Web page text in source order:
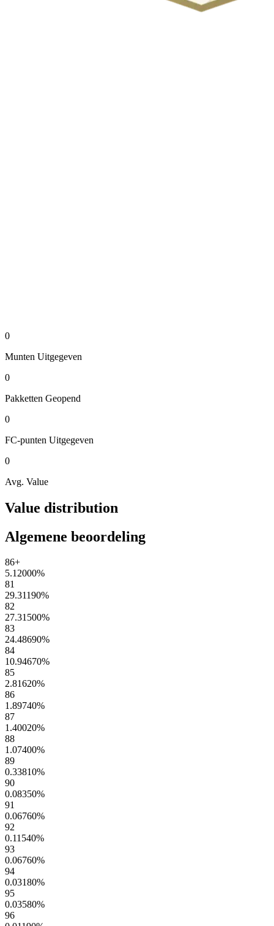
0
Munten Uitgegeven
0
Pakketten Geopend
0
FC-punten Uitgegeven
0
Avg. Value
Value distribution
Algemene beoordeling
86+
5.12000%
81
29.31190%
82
27.31500%
83
24.48690%
84
10.94670%
85
2.81620%
86
1.89740%
87
1.40020%
88
1.07400%
89
0.33810%
90
0.08350%
91
0.06760%
92
0.11540%
93
0.06760%
94
0.03180%
95
0.03580%
96